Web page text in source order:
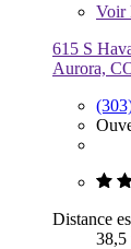
Voir
615 S
Aurora,
Distance
38,5